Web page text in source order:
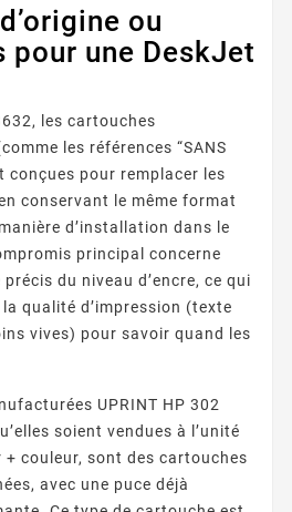
ou
une DeskJet
les cartouches
les références “SANS
conçues pour remplacer les
conservant le même format
d’installation dans le
principal concerne
précis du niveau d’encre, ce qui
qualité d’impression (texte
vives) pour savoir quand les
UPRINT HP 302
soient vendues à l’unité
couleur, sont des cartouches
avec une puce déjà